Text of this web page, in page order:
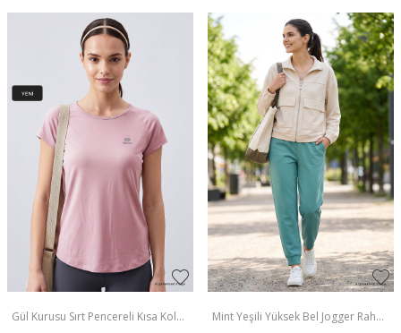
Gül Kurusu Sırt Pencereli Kısa Kol
Mint Yeşili Yüksek Bel Jogger Rahat